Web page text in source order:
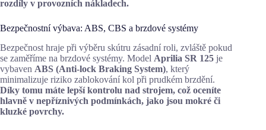
rozdíly v provozních nákladech.
Bezpečnostní výbava: ABS, CBS a brzdové systémy
Bezpečnost hraje při výběru skútru zásadní roli, zvláště pokud
se zaměříme na brzdové systémy. Model Aprilia SR 125 je
vybaven ABS (Anti-lock Braking System), který
minimalizuje riziko zablokování kol při prudkém brzdění.
Díky tomu máte lepší kontrolu nad strojem, což oceníte
hlavně v nepříznivých podmínkách, jako jsou mokré či
kluzké povrchy.